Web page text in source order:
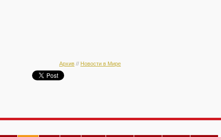
Архив // Новости в Мире